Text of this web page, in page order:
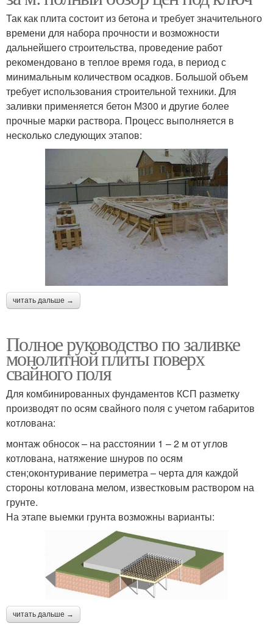
Так как плита состоит из бетона и требует значительного
времени для набора прочности и возможности
дальнейшего строительства, проведение работ
рекомендовано в теплое время года, в период с
минимальным количеством осадков. Большой объем
требует использования строительной техники. Для
заливки применяется бетон М300 и другие более
прочные марки раствора. Процесс выполняется в
несколько следующих этапов:
читать дальше →
Полное руководство по заливке
монолитной плиты поверх
свайного поля
Для комбинированных фундаментов КСП разметку
производят по осям свайного поля с учетом габаритов
котлована:
монтаж обносок – на расстоянии 1 – 2 м от углов
котлована, натяжение шнуров по осям
стен;оконтуривание периметра – черта для каждой
стороны котлована мелом, известковым раствором на
грунте.
На этапе выемки грунта возможны варианты:
читать дальше →